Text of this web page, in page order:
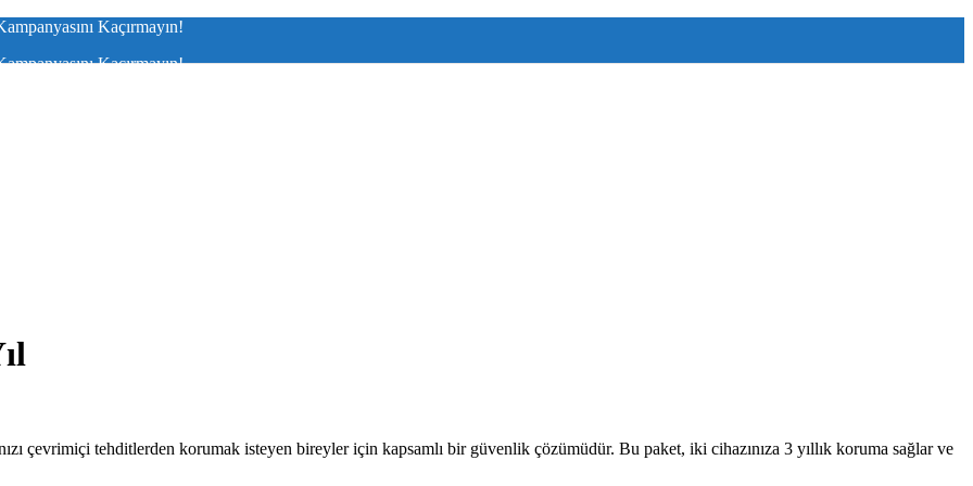
Kaçırmayın!
Kaçırmayın!
çevrimiçi tehditlerden korumak isteyen bireyler için kapsamlı bir güvenlik çözümüdür. Bu paket, iki cihazınıza 3 yıllık koruma sağlar ve